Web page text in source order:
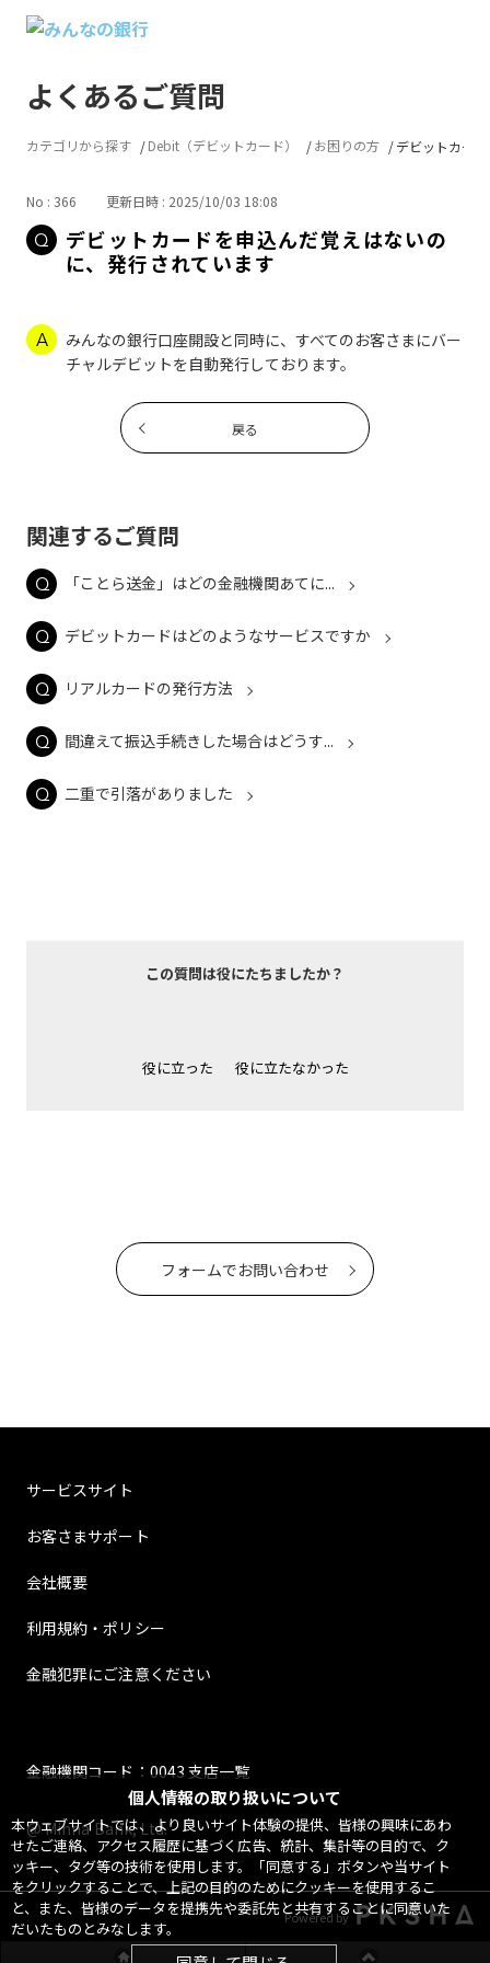
よくあるご質問
個人情報の取り扱いについて
本ウェブサイトでは、より良いサイト体験の提供、皆様の興味にあわ
せたご連絡、アクセス履歴に基づく広告、統計、集計等の目的で、ク
ッキー、タグ等の技術を使用します。「同意する」ボタンや当サイト
をクリックすることで、上記の目的のためにクッキーを使用するこ
と、また、皆様のデータを提携先や委託先と共有することに同意いた
だいたものとみなします。
カテゴリから探す Debit（デビットカード） お困りの方 デビットカー
No : 366 更新日時 : 2025/10/03 18:08
デビットカードを申込んだ覚えはないの
に、発行されています
みんなの銀行口座開設と同時に、すべてのお客さまにバー
チャルデビットを自動発行しております。
戻る
関連するご質問
「ことら送金」はどの金融機関あてに...
デビットカードはどのようなサービスですか
リアルカードの発行方法
間違えて振込手続きした場合はどうす...
二重で引落がありました
この質問は役にたちましたか？
役に立った 役に立たなかった
フォームでお問い合わせ
サービスサイト
お客さまサポート
会社概要
利用規約・ポリシー
金融犯罪にご注意ください
金融機関コード：0043 支店一覧
@ Minna Bank, Ltd.
Powered by